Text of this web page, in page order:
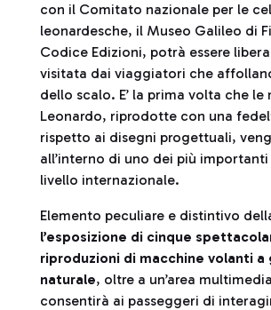
con il Comitato nazionale per le
leonardesche, il Museo Galileo di
Codice Edizioni, potrà essere
visitata dai viaggiatori che
dello scalo. E’ la prima volta che le
Leonardo, riprodotte con una
rispetto ai disegni progettuali,
all’interno di uno dei più
livello internazionale.
Elemento peculiare e distintivo
l’esposizione di cinque
riproduzioni di macchine volanti a
naturale, oltre a un’area
consentirà ai passeggeri di